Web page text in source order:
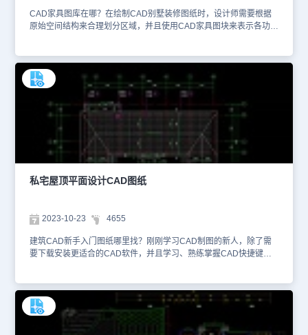
CAD家具图库在哪？在绘制CAD别墅装修图纸时，设计师需要根据
原始空间结构来合理划分区域，并且使用CAD家具图块来表示各功能
侧工具箱中点击【图库】—【图库管理】，再点击【常用图库】—
【动态图库】—【家具图库】，找到适用的家具图块后，直接使用即
可。本文件是CAD别墅室内设计资源中、使用CAD软件绘制的别墅
隔楼层平面布置CAD图纸。该图纸主要绘制了别墅隔楼层平面布置图
纸，设计师划分出储藏室、厨房、阳光房、卫生间等功能区域后，使
用厨具、盥洗用具等图块进行表达，便于看图人员理解。确定别墅
CAD设计方案后，装潢企业会根据图纸内容，采购相应的材料（地
砖、地板、墙纸等）及产品（家电、家居物品等）。因此，一定要保
证图纸上的尺寸信息的正确性，避免材料预估错误、家具买错尺寸
等。想要查看更多的CAD图纸资源，大家可以在浩辰CAD官网进行
查询。本CAD制图素材仅用于互相学习资料，请勿商用。
私宅屋顶平面设计CAD图纸
2023-10-23 4655
建筑CAD新手入门图纸哪里找？刚刚学习CAD制图的新人，除了需
要下载安装更适合的CAD软件，并且学习、熟练掌握CAD快捷键
师是如何准确绘制图纸内容，精确表达项目的可行性及其所需工程
量。本文件是CAD建筑方案规划资源中、使用CAD软件绘制的私宅
屋顶平面设计CAD图纸。该图纸是私宅屋顶平面设计图纸，主要按照
1：100的比例，绘制了在俯视的视角下，房屋屋顶的整体平面设计